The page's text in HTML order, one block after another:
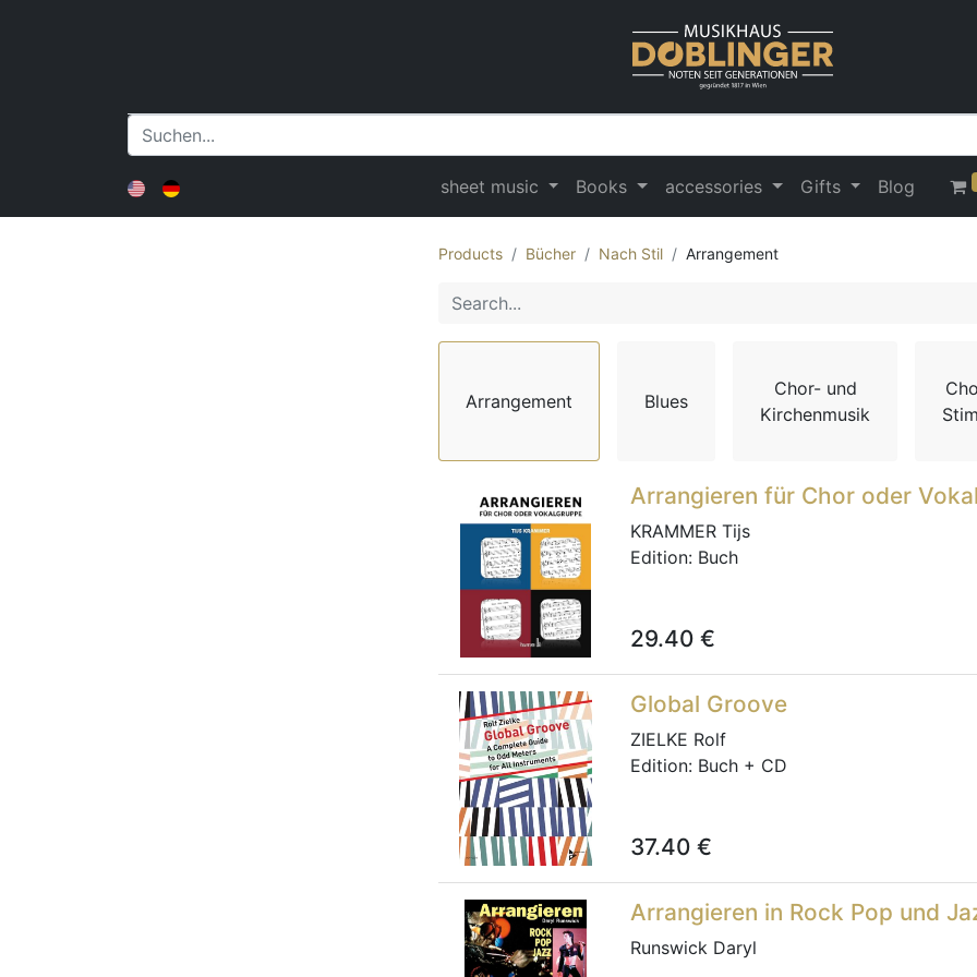
sheet music Books accessories Gifts Blog
Products Bücher Nach Stil Arrangement
Arrangement Blues
Chor- und
Kirchenmusik
Arrangieren für Chor oder
KRAMMER Tijs
Edition: Buch
29.40 €
Global Groove
ZIELKE Rolf
Edition: Buch + CD
37.40 €
Arrangieren in Rock Pop und
Runswick Daryl